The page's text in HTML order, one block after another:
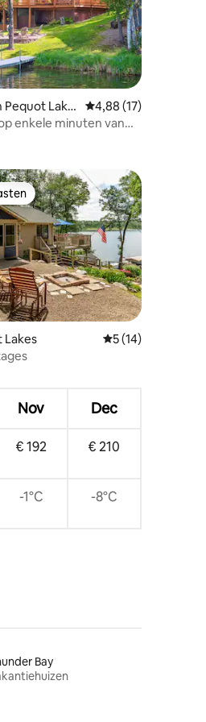
uit 5, 55 recensies
Pequot Lake
Gemiddelde
4,88 (17)
enkele minuten van
uit 5, 64 recensies
Lakes Gemiddelde
5 (14)
Nov Dec
€ 192 € 210
-1°C -8°C
Bay